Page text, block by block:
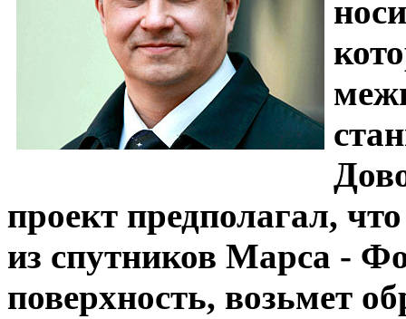
проект предполагал,
из спутников Марса -
поверхность, возьмет